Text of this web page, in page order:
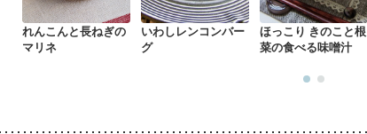
れんこんと長ねぎの
マリネ
いわしレンコンバー
グ
ほっこり きのこと根
菜の食べる味噌汁